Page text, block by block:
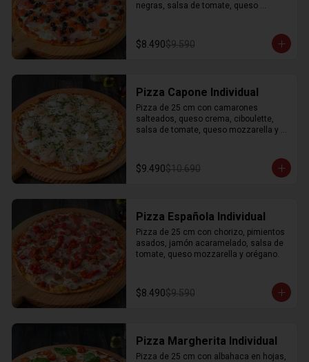
negras, salsa de tomate, queso
$8.490$9.590
Pizza Capone Individual
Pizza de 25 cm con camarones
salteados, queso crema, ciboulette,
salsa de tomate, queso mozzarella y
$9.490$10.690
Pizza Española Individual
Pizza de 25 cm con chorizo, pimientos
asados, jamón acaramelado, salsa de
tomate, queso mozzarella y orégano.
$8.490$9.590
Pizza Margherita Individual
Pizza de 25 cm con albahaca en hojas,